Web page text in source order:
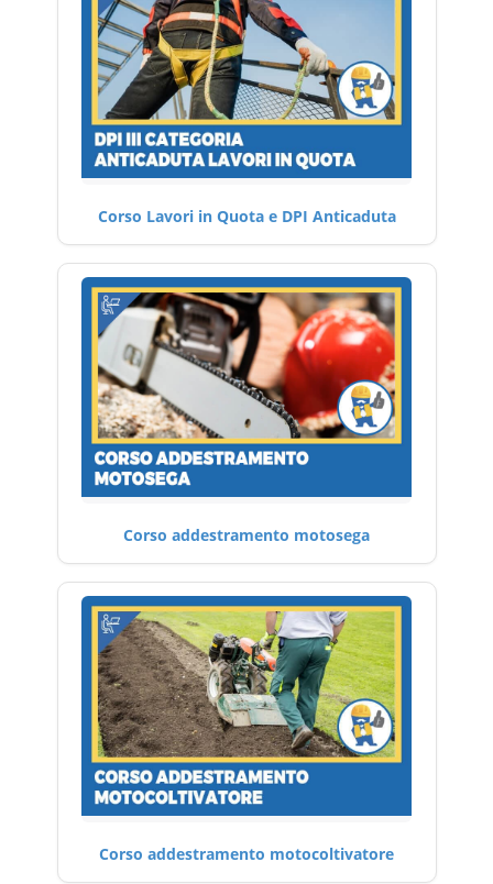
Corso Lavori in Quota e DPI Anticaduta
Corso addestramento motosega
Corso addestramento motocoltivatore